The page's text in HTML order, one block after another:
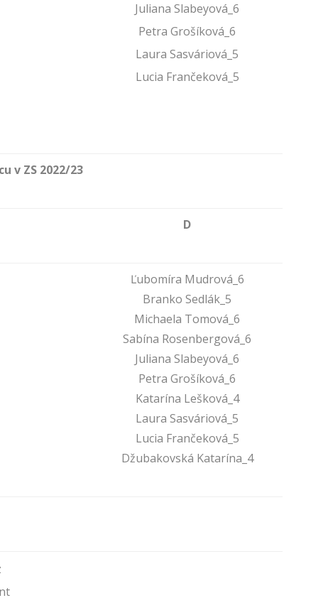
Juliana Slabeyová_6
Petra Grošíková_6
Laura Sasváriová_5
Lucia Frančeková_5
v ZS 2022/23
D
Ľubomíra Mudrová_6
Branko Sedlák_5
Michaela Tomová_6
Sabína Rosenbergová_6
Juliana Slabeyová_6
Petra Grošíková_6
Katarína Lešková_4
Laura Sasváriová_5
Lucia Frančeková_5
Džubakovská Katarína_4